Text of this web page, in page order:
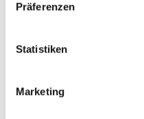
Präferenzen
Statistiken
Marketing
DerTurny
hat ähnliche
Manual, ist
Smartphone bedient